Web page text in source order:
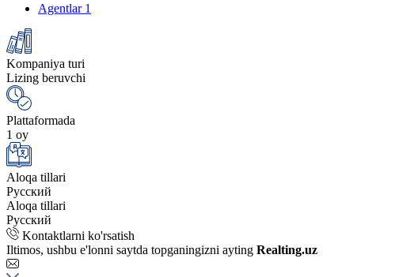
Agentlar 1
Kompaniya turi
Lizing beruvchi
Plattaformada
1 oy
Aloqa tillari
Русский
Aloqa tillari
Русский
Kontaktlarni ko'rsatish
Iltimos, ushbu e'lonni saytda topganingizni ayting Realting.uz